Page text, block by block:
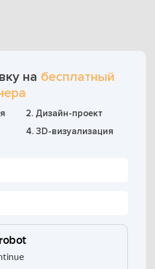
на бесплатный
2. Дизайн-проект
4. 3D-визуализация